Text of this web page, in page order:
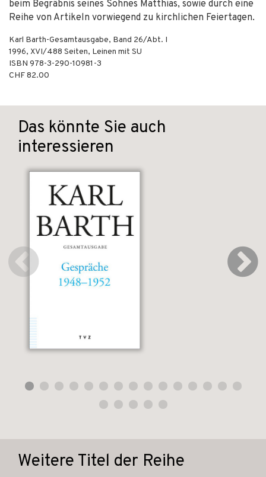
beim Begräbnis seines Sohnes Matthias, sowie durch eine
Reihe von Artikeln vorwiegend zu kirchlichen Feiertagen.
Karl Barth-Gesamtausgabe, Band 26/Abt. I
1996, XVI/488 Seiten, Leinen mit SU
ISBN 978-3-290-10981-3
CHF 82.00
Das könnte Sie auch
interessieren
Weitere Titel der Reihe